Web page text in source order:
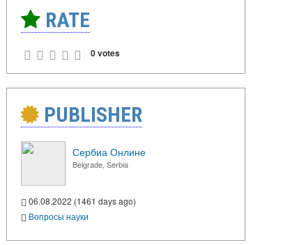
RATE
0 votes
PUBLISHER
Сербиа Онлине
Belgrade, Serbia
06.08.2022 (1461 days ago)
Вопросы науки